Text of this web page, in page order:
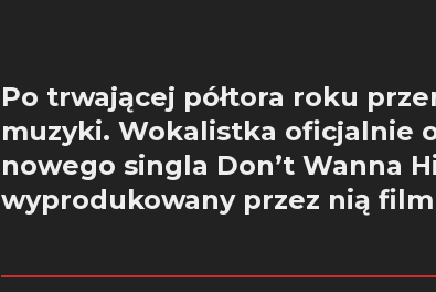
Po trwającej półtora roku
muzyki. Wokalistka oficjalnie
nowego singla Don’t Wanna
wyprodukowany przez nią